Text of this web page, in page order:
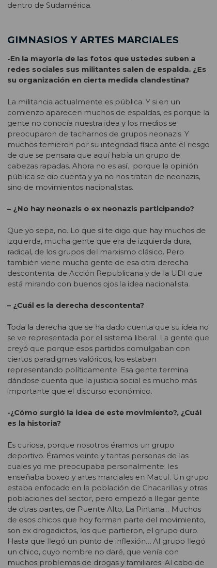
dentro de Sudamérica.
GIMNASIOS Y ARTES MARCIALES
-En la mayoría de las fotos que ustedes suben a
redes sociales sus militantes salen de espalda. ¿Es
su organización en cierta medida clandestina?
La militancia actualmente es pública. Y si en un
comienzo aparecen muchos de espaldas, es porque la
gente no conocía nuestra idea y los medios se
preocuparon de tacharnos de grupos neonazis. Y
muchos temieron por su integridad física ante el riesgo
de que se pensara que aquí había un grupo de
cabezas rapadas. Ahora no es así, porque la opinión
pública se dio cuenta y ya no nos tratan de neonazis,
sino de movimientos nacionalistas.
– ¿No hay neonazis o ex neonazis participando?
Que yo sepa, no. Lo que sí te digo que hay muchos de
izquierda, mucha gente que era de izquierda dura,
radical, de los grupos del marxismo clásico. Pero
también viene mucha gente de esa otra derecha
descontenta: de Acción Republicana y de la UDI que
está mirando con buenos ojos la idea nacionalista.
– ¿Cuál es la derecha descontenta?
Toda la derecha que se ha dado cuenta que su idea no
se ve representada por el sistema liberal. La gente que
creyó que porque esos partidos comulgaban con
ciertos paradigmas valóricos, los estaban
representando políticamente. Esa gente termina
dándose cuenta que la justicia social es mucho más
importante que el discurso económico.
-¿Cómo surgió la idea de este movimiento?, ¿Cuál
es la historia?
Es curiosa, porque nosotros éramos un grupo
deportivo. Éramos veinte y tantas personas de las
cuales yo me preocupaba personalmente: les
enseñaba boxeo y artes marciales en Macul. Un grupo
estaba enfocado en la población de Chacarillas y otras
poblaciones del sector, pero empezó a llegar gente
de otras partes, de Puente Alto, La Pintana… Muchos
de esos chicos que hoy forman parte del movimiento,
son ex drogadictos, los que partieron, el grupo duro.
Hasta que llegó un punto de inflexión… Al grupo llegó
un chico, cuyo nombre no daré, que venía con
muchos problemas de drogas y familiares. Al cabo de